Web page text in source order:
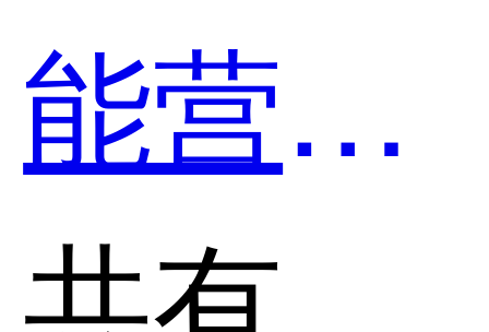
能营销
和
共有分类：AI智能销售增强软件